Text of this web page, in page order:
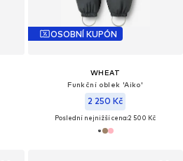
OSOBNÍ KUPÓN
WHEAT
Funkční oblek 'Aiko'
2 250 Kč
Poslední nejnižší cena:2 500 Kč